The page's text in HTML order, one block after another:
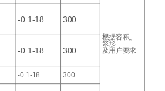
根据容积、
浆形
及用户要求
-0.1-18 300
-0.1-18 300
-0.1-18 300